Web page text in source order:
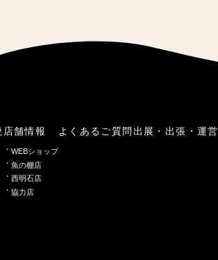
店舗情報
WEBショップ
魚の棚店
西明石店
協力店
よくあるご質問 出展・出張・運営